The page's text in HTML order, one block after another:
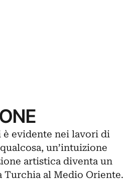
evidente nei lavori di
un’intuizione
artistica diventa un
Turchia al Medio Oriente.